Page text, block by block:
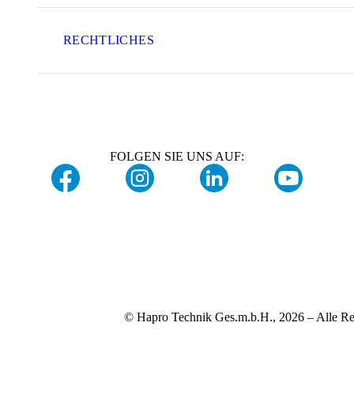
RECHTLICHES
FOLGEN SIE UNS AUF:
© Hapro Technik Ges.m.b.H., 2026 – Alle